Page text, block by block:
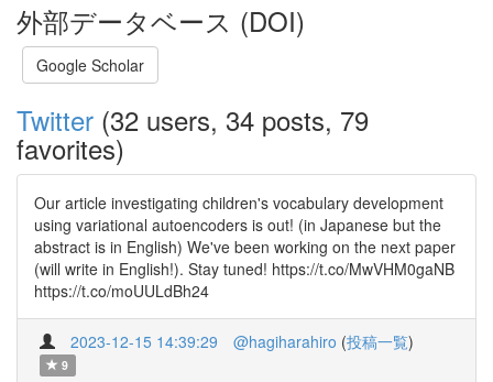
外部データベース (DOI)
Google Scholar
Twitter (32 users, 34 posts, 79
favorites)
Our article investigating children's vocabulary development
using variational autoencoders is out! (in Japanese but the
abstract is in English) We've been working on the next paper
(will write in English!). Stay tuned! https://t.co/MwVHM0gaNB
https://t.co/moUULdBh24
2023-12-15 14:39:29 @hagiharahiro (投稿一覧)
9